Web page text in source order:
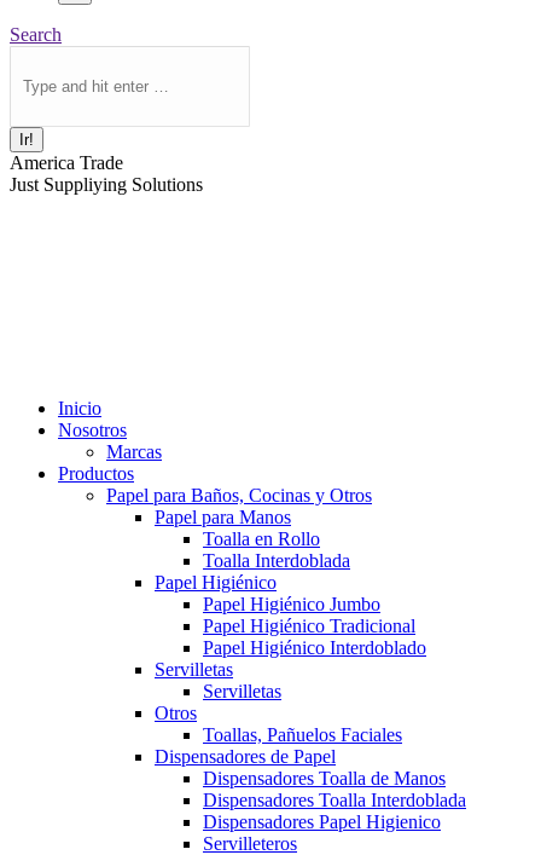
Buscar:
Search
America Trade
Just Suppliying Solutions
Inicio
Nosotros
Marcas
Productos
Papel para Baños, Cocinas y Otros
Papel para Manos
Toalla en Rollo
Toalla Interdoblada
Papel Higiénico
Papel Higiénico Jumbo
Papel Higiénico Tradicional
Papel Higiénico Interdoblado
Servilletas
Servilletas
Otros
Toallas, Pañuelos Faciales
Dispensadores de Papel
Dispensadores Toalla de Manos
Dispensadores Toalla Interdoblada
Dispensadores Papel Higienico
Servilleteros